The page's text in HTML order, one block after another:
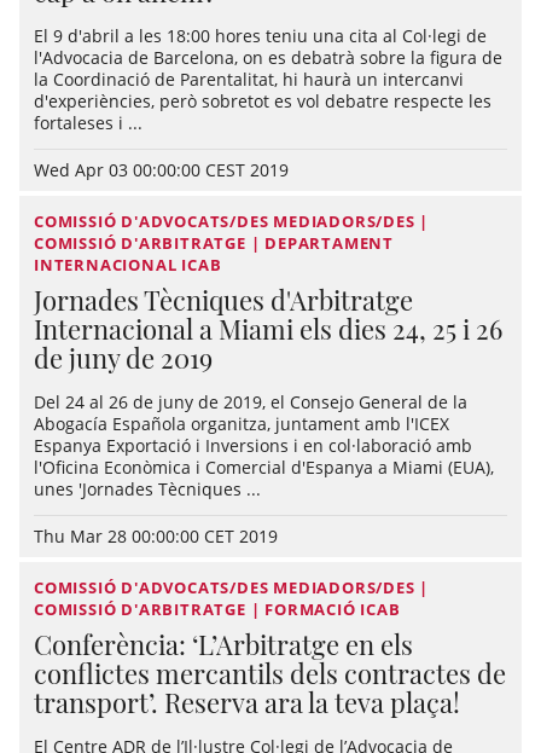
El 9 d'abril a les 18:00 hores teniu una cita al Col·legi de
l'Advocacia de Barcelona, on es debatrà sobre la figura de
la Coordinació de Parentalitat, hi haurà un intercanvi
d'experiències, però sobretot es vol debatre respecte les
fortaleses i ...
Wed Apr 03 00:00:00 CEST 2019
COMISSIÓ D'ADVOCATS/DES MEDIADORS/DES |
COMISSIÓ D'ARBITRATGE | DEPARTAMENT
INTERNACIONAL ICAB
Jornades Tècniques d'Arbitratge
Internacional a Miami els dies 24, 25 i 26
de juny de 2019
Del 24 al 26 de juny de 2019, el Consejo General de la
Abogacía Española organitza, juntament amb l'ICEX
Espanya Exportació i Inversions i en col·laboració amb
l'Oficina Econòmica i Comercial d'Espanya a Miami (EUA),
unes 'Jornades Tècniques ...
Thu Mar 28 00:00:00 CET 2019
COMISSIÓ D'ADVOCATS/DES MEDIADORS/DES |
COMISSIÓ D'ARBITRATGE | FORMACIÓ ICAB
Conferència: ‘L’Arbitratge en els
conflictes mercantils dels contractes de
transport’. Reserva ara la teva plaça!
El Centre ADR de l’Il·lustre Col·legi de l’Advocacia de